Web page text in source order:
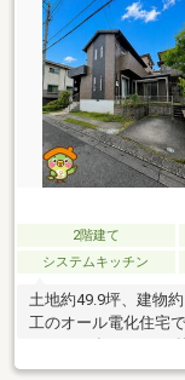
笠コミュニティセン
分■ゆめタウン筑紫
す。ローンのご相談
2階建て
システムキッチン
土地約49.9坪、建物
工のオール電化住宅
電池とエコキュート